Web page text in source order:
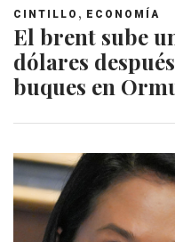
CINTILLO , ECONOMÍA
El brent sube
dólares
buques en